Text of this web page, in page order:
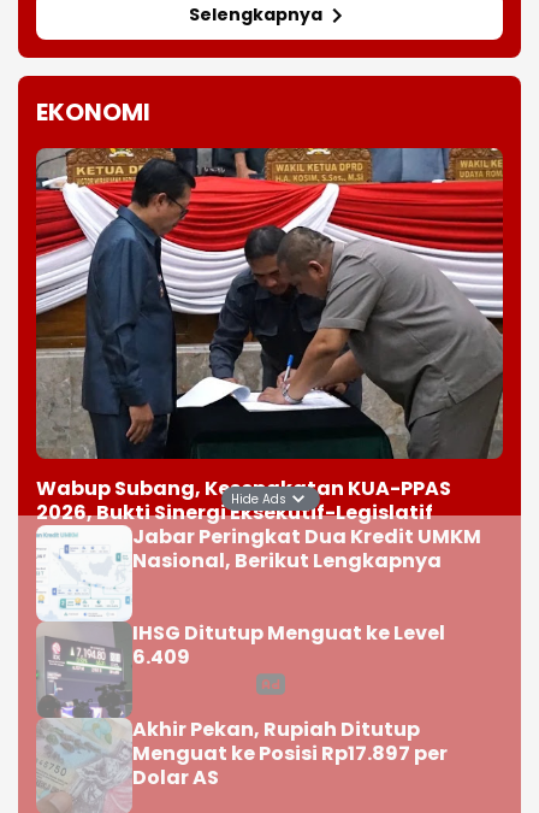
Selengkapnya
EKONOMI
Wabup Subang, Kesepakatan KUA-PPAS
2026, Bukti Sinergi Eksekutif-Legislatif
Jabar Peringkat Dua Kredit UMKM
Nasional, Berikut Lengkapnya
IHSG Ditutup Menguat ke Level
6.409
Akhir Pekan, Rupiah Ditutup
Menguat ke Posisi Rp17.897 per
Dolar AS
Hide Ads